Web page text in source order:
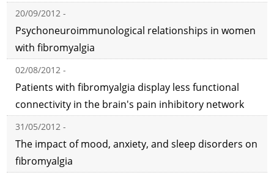
20/09/2012 -
Psychoneuroimmunological relationships in women
with fibromyalgia
02/08/2012 -
Patients with fibromyalgia display less functional
connectivity in the brain's pain inhibitory network
31/05/2012 -
The impact of mood, anxiety, and sleep disorders on
fibromyalgia